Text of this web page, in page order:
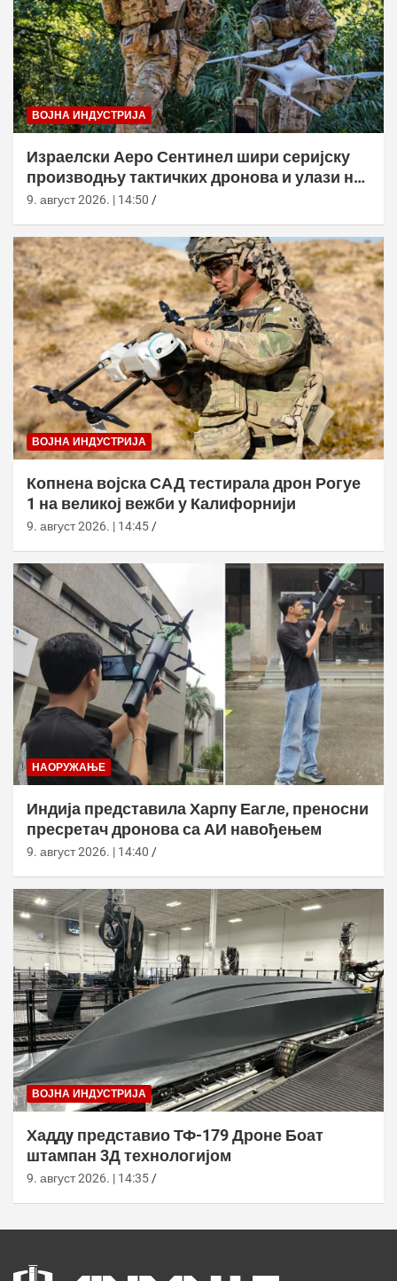
ВОЈНА ИНДУСТРИЈА
Израелски Аеро Сентинел шири серијску
производњу тактичких дронова и улази на
нова тржишта
9. август 2026. | 14:50
ВОЈНА ИНДУСТРИЈА
Копнена војска САД тестирала дрон Рогуе
1 на великој вежби у Калифорнији
9. август 2026. | 14:45
НАОРУЖАЊЕ
Индија представила Харпy Еагле, преносни
пресретач дронова са АИ навођењем
9. август 2026. | 14:40
ВОЈНА ИНДУСТРИЈА
Хаддy представио ТФ-179 Дроне Боат
штампан 3Д технологијом
9. август 2026. | 14:35